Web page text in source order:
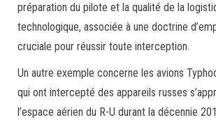
préparation du pilote et la qualité de la
technologique, associée à une doctrine
cruciale pour réussir toute interception.
Un autre exemple concerne les avions
qui ont intercepté des appareils russes
l’espace aérien du R-U durant la décennie